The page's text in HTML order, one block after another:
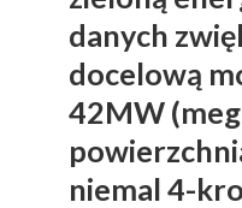
danych
docelową
42MW
niemal 4-